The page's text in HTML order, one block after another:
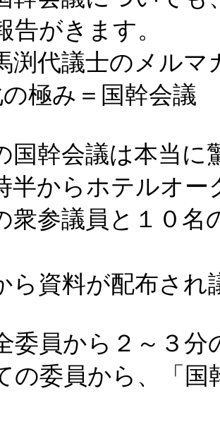
告がきます。
渕代議士のメル
極み＝国幹会議
幹会議は本当に
半からホテルオー
衆参議員と１０
ら資料が配布され
委員から２～３分
の委員から、「